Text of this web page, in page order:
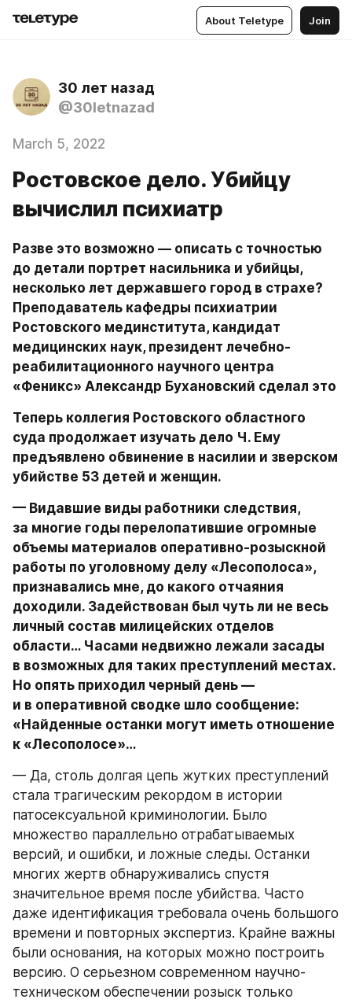
About Teletype Join
30 лет назад
@30letnazad
March 5, 2022
Ростовское дело. Убийцу
вычислил психиатр
Разве это возможно — описать с точностью
до детали портрет насильника и убийцы,
несколько лет державшего город в страхе?
Преподаватель кафедры психиатрии
Ростовского мединститута, кандидат
медицинских наук, президент лечебно-
реабилитационного научного центра
«Феникс» Александр Бухановский сделал это
Теперь коллегия Ростовского областного
суда продолжает изучать дело Ч. Ему
предъявлено обвинение в насилии и зверском
убийстве 53 детей и женщин.
— Видавшие виды работники следствия,
за многие годы перелопатившие огромные
объемы материалов оперативно-розыскной
работы по уголовному делу «Лесополоса»,
признавались мне, до какого отчаяния
доходили. Задействован был чуть ли не весь
личный состав милицейских отделов
области… Часами недвижно лежали засады
в возможных для таких преступлений местах.
Но опять приходил черный день —
и в оперативной сводке шло сообщение:
«Найденные останки могут иметь отношение
к «Лесополосе»…
— Да, столь долгая цепь жутких преступлений
стала трагическим рекордом в истории
патосексуальной криминологии. Было
множество параллельно отрабатываемых
версий, и ошибки, и ложные следы. Останки
многих жертв обнаруживались спустя
значительное время после убийства. Часто
даже идентификация требовала очень большого
времени и повторных экспертиз. Крайне важны
были основания, на которых можно построить
версию. О серьезном современном научно-
техническом обеспечении розыск только